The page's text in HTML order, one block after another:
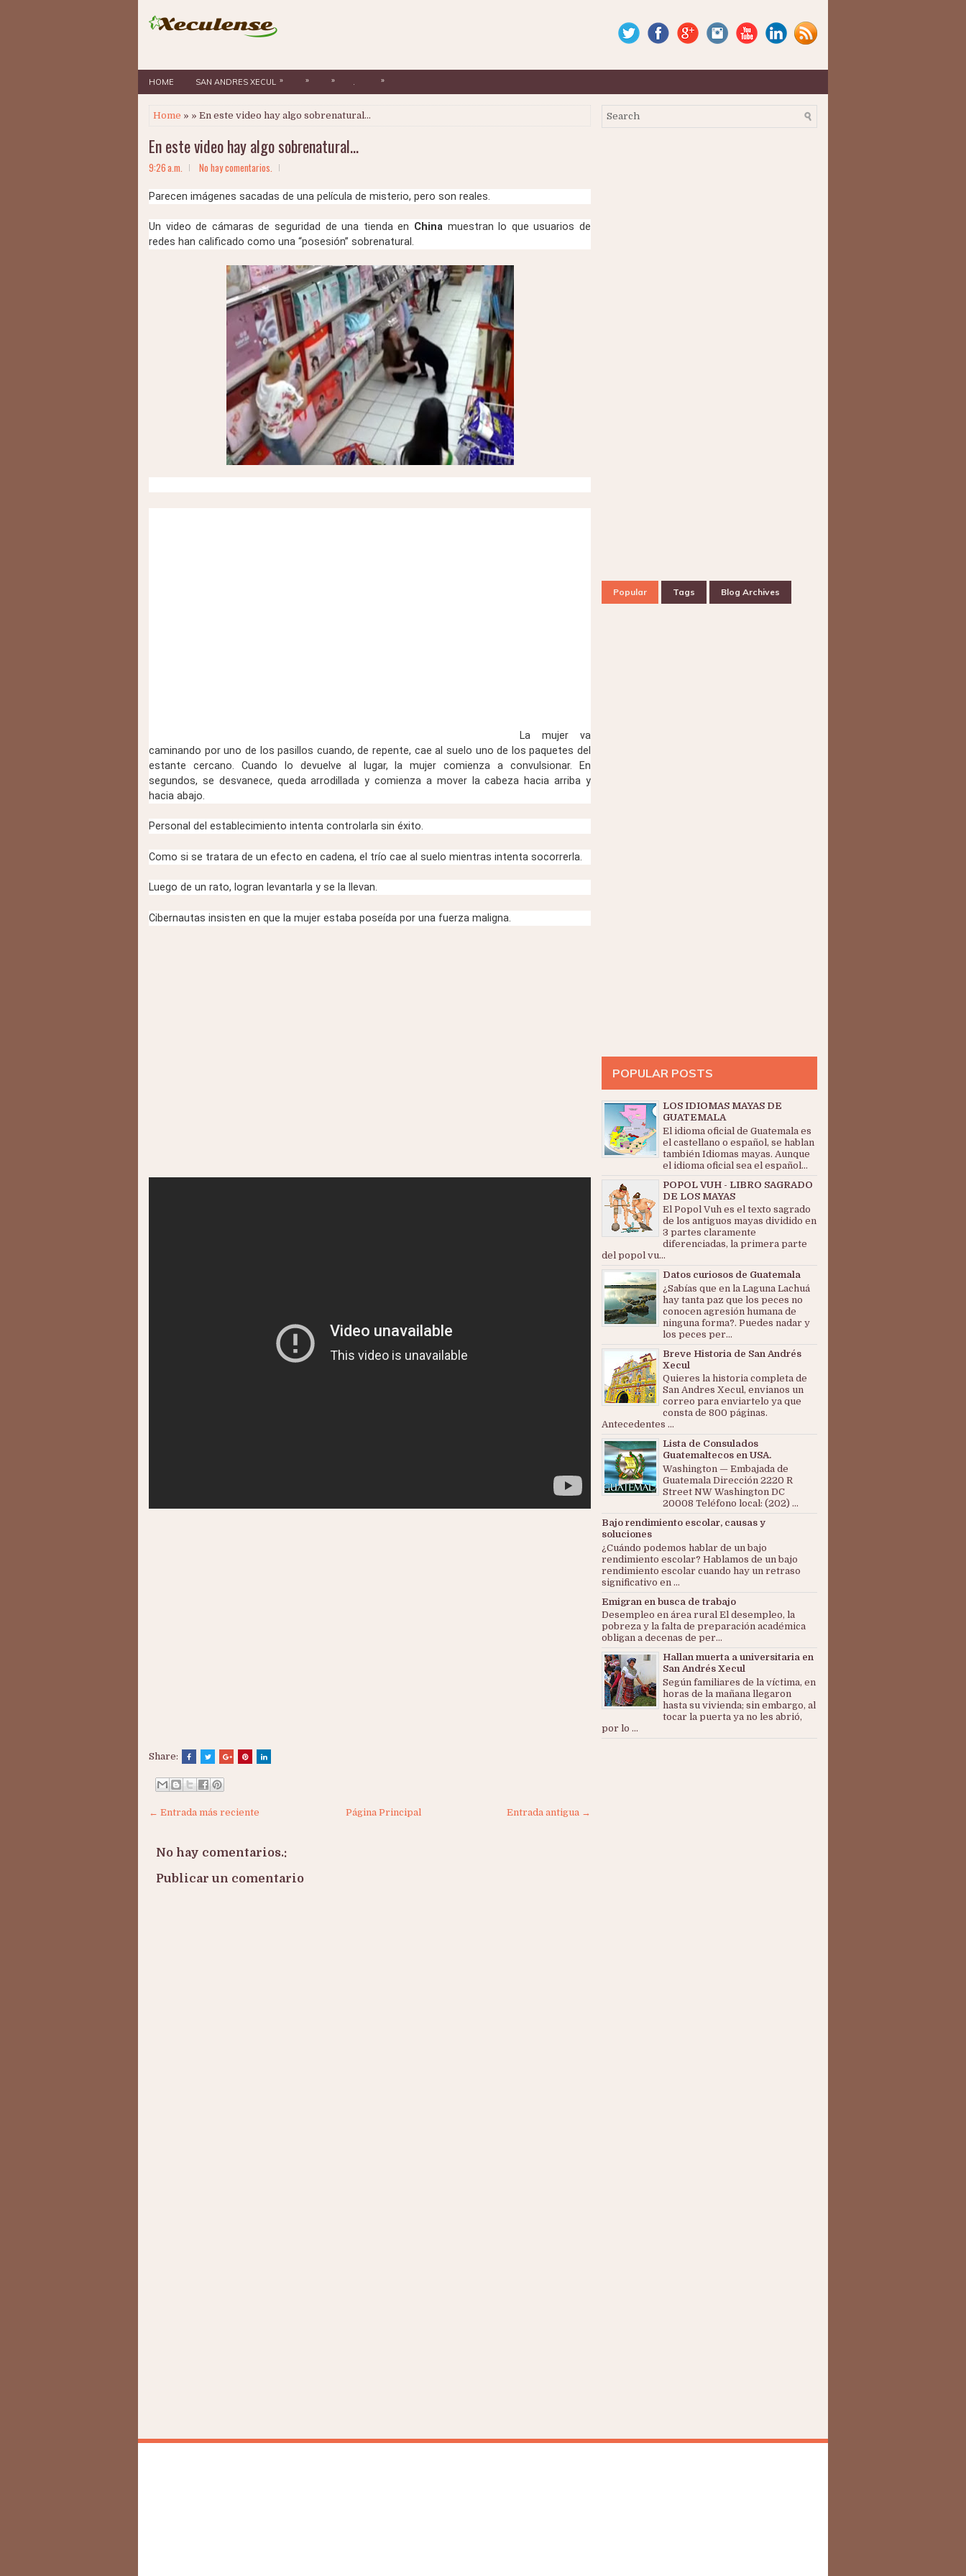
HOME SAN ANDRES XECUL » » » . »
Home » » En este video hay algo sobrenatural…
En este video hay algo sobrenatural…
9:26 a.m. No hay comentarios.
Parecen imágenes sacadas de una película de misterio, pero son reales.
Un video de cámaras de seguridad de una tienda en China muestran lo que usuarios de
redes han calificado como una “posesión” sobrenatural.
La mujer va
caminando por uno de los pasillos cuando, de repente, cae al suelo uno de los paquetes del
estante cercano. Cuando lo devuelve al lugar, la mujer comienza a convulsionar. En
segundos, se desvanece, queda arrodillada y comienza a mover la cabeza hacia arriba y
hacia abajo.
Personal del establecimiento intenta controlarla sin éxito.
Como si se tratara de un efecto en cadena, el trío cae al suelo mientras intenta socorrerla.
Luego de un rato, logran levantarla y se la llevan.
Cibernautas insisten en que la mujer estaba poseída por una fuerza maligna.
Share:
← Entrada más reciente Entrada antigua →
Página Principal
No hay comentarios.:
Publicar un comentario
Popular Tags Blog Archives
POPULAR POSTS
LOS IDIOMAS MAYAS DE
GUATEMALA
El idioma oficial de Guatemala es
el castellano o español, se hablan
también Idiomas mayas. Aunque
el idioma oficial sea el español...
POPOL VUH - LIBRO SAGRADO
DE LOS MAYAS
El Popol Vuh es el texto sagrado
de los antiguos mayas dividido en
3 partes claramente
diferenciadas, la primera parte
del popol vu...
Datos curiosos de Guatemala
¿Sabías que en la Laguna Lachuá
hay tanta paz que los peces no
conocen agresión humana de
ninguna forma?. Puedes nadar y
los peces per...
Breve Historia de San Andrés
Xecul
Quieres la historia completa de
San Andres Xecul, envianos un
correo para enviartelo ya que
consta de 800 páginas.
Antecedentes ...
Lista de Consulados
Guatemaltecos en USA.
Washington — Embajada de
Guatemala Dirección 2220 R
Street NW Washington DC
20008 Teléfono local: (202) ...
Bajo rendimiento escolar, causas y
soluciones
¿Cuándo podemos hablar de un bajo
rendimiento escolar? Hablamos de un bajo
rendimiento escolar cuando hay un retraso
significativo en ...
Emigran en busca de trabajo
Desempleo en área rural El desempleo, la
pobreza y la falta de preparación académica
obligan a decenas de per...
Hallan muerta a universitaria en
San Andrés Xecul
Según familiares de la víctima, en
horas de la mañana llegaron
hasta su vivienda; sin embargo, al
tocar la puerta ya no les abrió,
por lo ...